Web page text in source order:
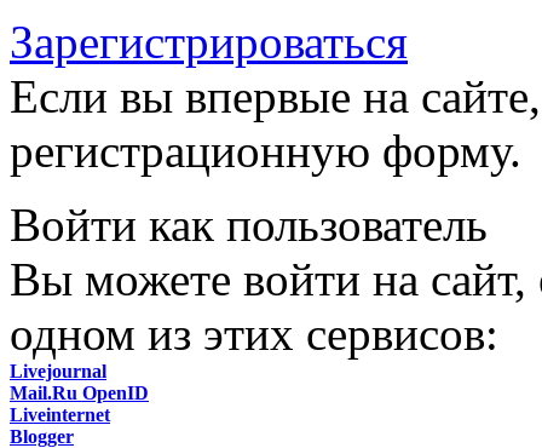
Зарегистрироваться
Если вы впервые на
регистрационную форму.
Войти как пользователь
Вы можете войти на сайт,
одном из этих сервисов:
Livejournal
Mail.Ru OpenID
Liveinternet
Blogger